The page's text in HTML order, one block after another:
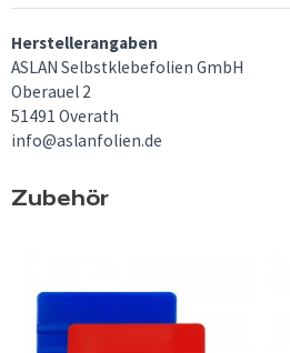
Herstellerangaben
ASLAN Selbstklebefolien GmbH
Oberauel 2
51491 Overath
info@aslanfolien.de
Zubehör